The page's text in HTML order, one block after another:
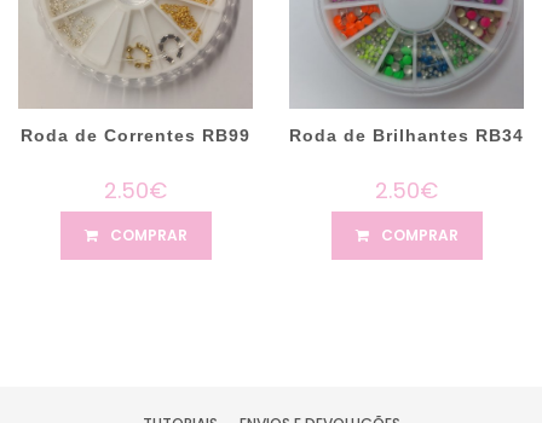
Roda de Correntes RB99
2.50€
COMPRAR
Roda de Brilhantes RB34
2.50€
COMPRAR